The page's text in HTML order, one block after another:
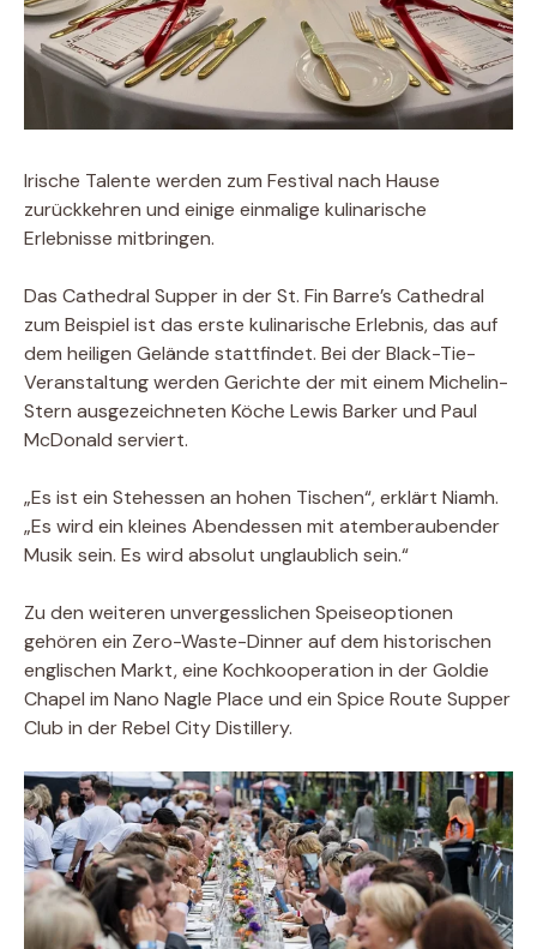
Irische Talente werden zum Festival nach Hause
zurückkehren und einige einmalige kulinarische
Erlebnisse mitbringen.
Das Cathedral Supper in der St. Fin Barre’s Cathedral
zum Beispiel ist das erste kulinarische Erlebnis, das auf
dem heiligen Gelände stattfindet. Bei der Black-Tie-
Veranstaltung werden Gerichte der mit einem Michelin-
Stern ausgezeichneten Köche Lewis Barker und Paul
McDonald serviert.
„Es ist ein Stehessen an hohen Tischen“, erklärt Niamh.
„Es wird ein kleines Abendessen mit atemberaubender
Musik sein. Es wird absolut unglaublich sein.“
Zu den weiteren unvergesslichen Speiseoptionen
gehören ein Zero-Waste-Dinner auf dem historischen
englischen Markt, eine Kochkooperation in der Goldie
Chapel im Nano Nagle Place und ein Spice Route Supper
Club in der Rebel City Distillery.